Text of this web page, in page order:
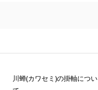
川蝉(カワセミ)の掛軸につい